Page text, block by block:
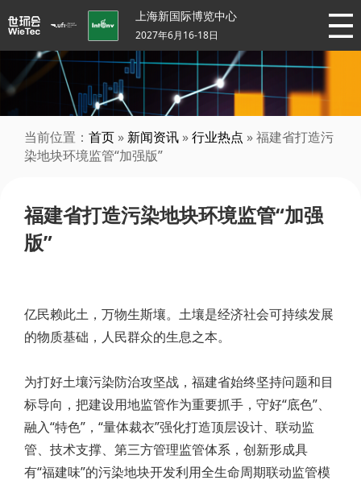
上海新国际博览中心
2027年6月16-18日
当前位置： 首页 » 新闻资讯 »行业热点 » 福建省打造污
染地块环境监管“加强版”
福建省打造污染地块环境监管“加强
版”
亿民赖此土，万物生斯壤。土壤是经济社会可持续发展
的物质基础，人民群众的生息之本。
为打好土壤污染防治攻坚战，福建省始终坚持问题和目
标导向，把建设用地监管作为重要抓手，守好“底色”、
融入“特色”，“量体裁衣”强化打造顶层设计、联动监
管、技术支撑、第三方管理监管体系，创新形成具
有“福建味”的污染地块开发利用全生命周期联动监管模